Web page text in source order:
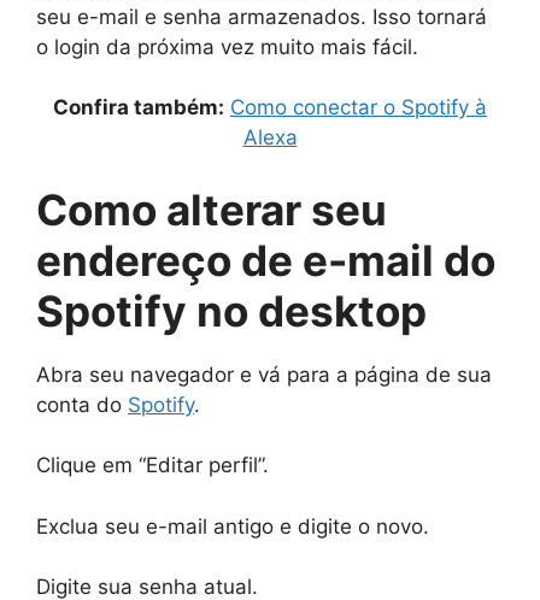
seu e-mail e senha armazenados. Isso tornará
o login da próxima vez muito mais fácil.
Confira também: Como conectar o Spotify à
Alexa
Como alterar seu
endereço de e-mail do
Spotify no desktop
Abra seu navegador e vá para a página de sua
conta do Spotify.
Clique em “Editar perfil”.
Exclua seu e-mail antigo e digite o novo.
Digite sua senha atual.